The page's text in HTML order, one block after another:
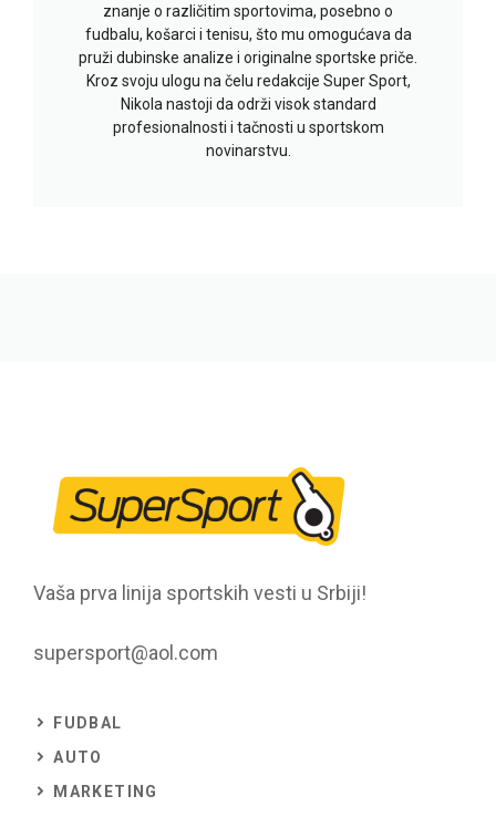
znanje o različitim sportovima, posebno o
fudbalu, košarci i tenisu, što mu omogućava da
pruži dubinske analize i originalne sportske priče.
Kroz svoju ulogu na čelu redakcije Super Sport,
Nikola nastoji da održi visok standard
profesionalnosti i tačnosti u sportskom
novinarstvu.
Vaša prva linija sportskih vesti u Srbiji!
supersport@aol.com
FUDBAL
AUTO
MARKETING